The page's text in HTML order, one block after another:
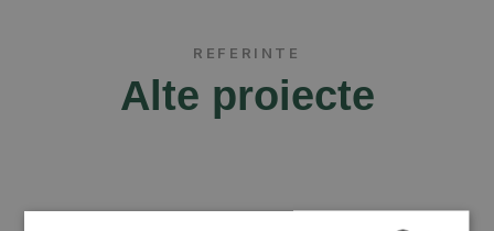
REFERINTE
Alte proiecte